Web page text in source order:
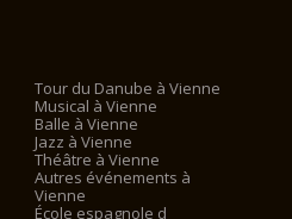
Tour du Danube à Vienne
Musical à Vienne
Balle à Vienne
Jazz à Vienne
Théâtre à Vienne
Autres événements à
Vienne
École espagnole d